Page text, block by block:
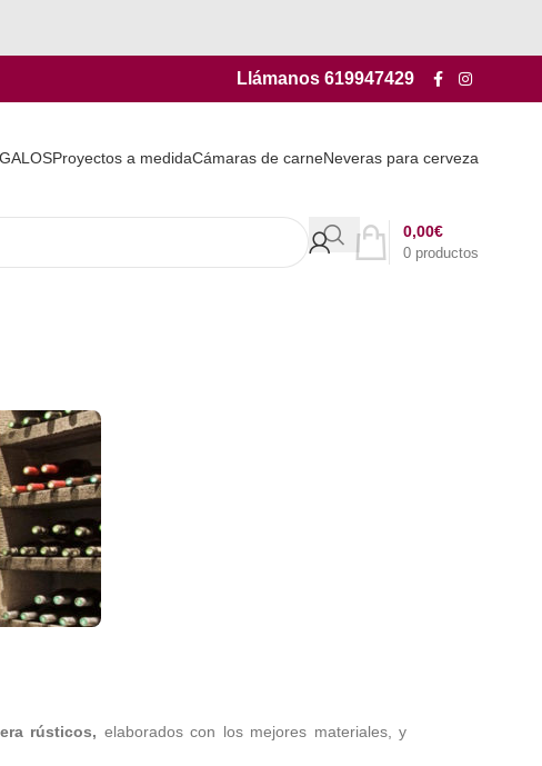
Llámanos 619947429
Proyectos a medidaCámaras de carneNeveras para cerveza
0 productos
0,00€
rústicos, elaborados con los mejores materiales, y